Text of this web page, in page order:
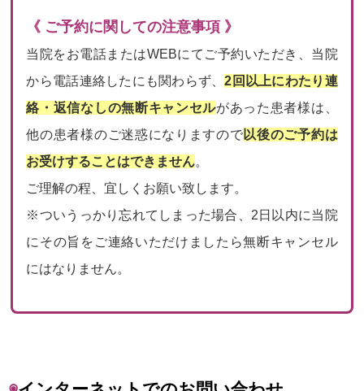
《 ご予約に関しての注意事項 》
当院をお電話またはWEBにてご予約いただき、当院
から電話連絡したにも関わらず、2回以上にわたり連
絡・返信なしの無断キャンセルがあった患者様は、
他の患者様のご迷惑になりますので以後のご予約は
お受けすることはできません。
ご理解の程、宜しくお願い致します。
※ついうっかり忘れてしまった場合、2日以内に当院
にその旨をご連絡いただけましたら無断キャンセル
にはなりません。